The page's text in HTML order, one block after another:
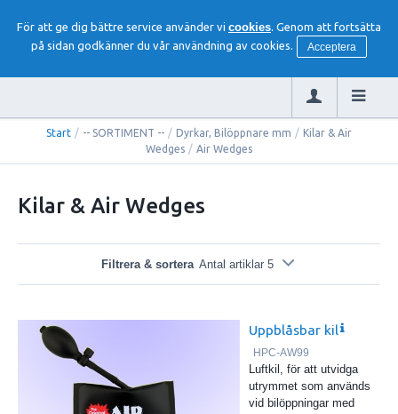
För att ge dig bättre service använder vi cookies. Genom att fortsätta
på sidan godkänner du vår användning av cookies.
Acceptera
Start / -- SORTIMENT -- / Dyrkar, Bilöppnare mm / Kilar & Air
Wedges / Air Wedges
Kilar & Air Wedges
Filtrera & sortera Antal artiklar 5
Uppblåsbar kil
HPC-AW99
Luftkil, för att utvidga
utrymmet som används
vid bilöppningar med